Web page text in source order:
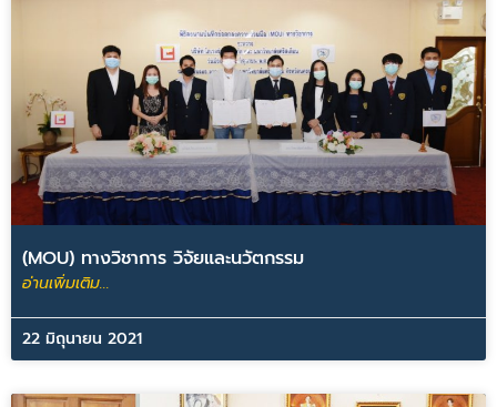
(MOU) ทางวิชาการ วิจัยและนวัตกรรม
อ่านเพิ่มเติม...
22 มิถุนายน 2021